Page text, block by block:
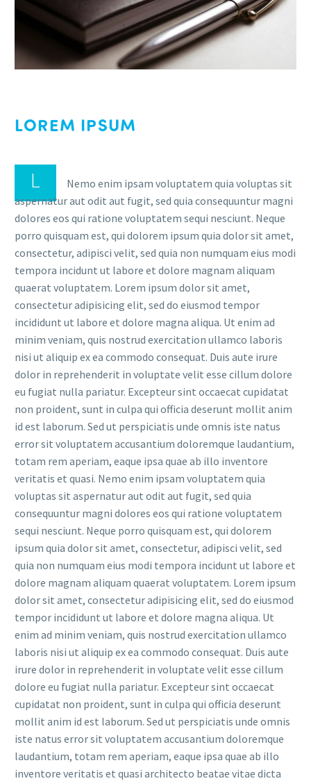
LOREM IPSUM
L
Nemo enim ipsam voluptatem quia voluptas sit
aspernatur aut odit aut fugit, sed quia consequuntur magni
dolores eos qui ratione voluptatem sequi nesciunt. Neque
porro quisquam est, qui dolorem ipsum quia dolor sit amet,
consectetur, adipisci velit, sed quia non numquam eius modi
tempora incidunt ut labore et dolore magnam aliquam
quaerat voluptatem. Lorem ipsum dolor sit amet,
consectetur adipisicing elit, sed do eiusmod tempor
incididunt ut labore et dolore magna aliqua. Ut enim ad
minim veniam, quis nostrud exercitation ullamco laboris
nisi ut aliquip ex ea commodo consequat. Duis aute irure
dolor in reprehenderit in voluptate velit esse cillum dolore
eu fugiat nulla pariatur. Excepteur sint occaecat cupidatat
non proident, sunt in culpa qui officia deserunt mollit anim
id est laborum. Sed ut perspiciatis unde omnis iste natus
error sit voluptatem accusantium doloremque laudantium,
totam rem aperiam, eaque ipsa quae ab illo inventore
veritatis et quasi. Nemo enim ipsam voluptatem quia
voluptas sit aspernatur aut odit aut fugit, sed quia
consequuntur magni dolores eos qui ratione voluptatem
sequi nesciunt. Neque porro quisquam est, qui dolorem
ipsum quia dolor sit amet, consectetur, adipisci velit, sed
quia non numquam eius modi tempora incidunt ut labore et
dolore magnam aliquam quaerat voluptatem. Lorem ipsum
dolor sit amet, consectetur adipisicing elit, sed do eiusmod
tempor incididunt ut labore et dolore magna aliqua. Ut
enim ad minim veniam, quis nostrud exercitation ullamco
laboris nisi ut aliquip ex ea commodo consequat. Duis aute
irure dolor in reprehenderit in voluptate velit esse cillum
dolore eu fugiat nulla pariatur. Excepteur sint occaecat
cupidatat non proident, sunt in culpa qui officia deserunt
mollit anim id est laborum. Sed ut perspiciatis unde omnis
iste natus error sit voluptatem accusantium doloremque
laudantium, totam rem aperiam, eaque ipsa quae ab illo
inventore veritatis et quasi architecto beatae vitae dicta